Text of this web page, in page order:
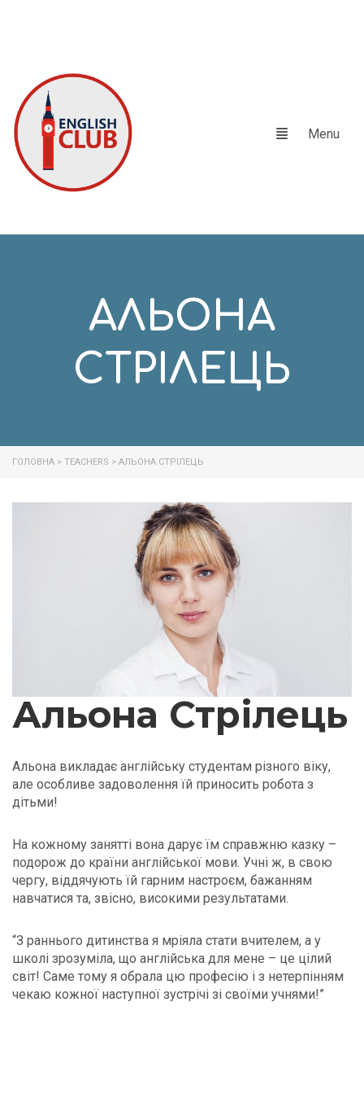
АЛЬОНА
СТРІЛЕЦЬ
ГОЛОВНА > TEACHERS > АЛЬОНА СТРІЛЕЦЬ
Альона Стрілець
Альона викладає англійську студентам різного віку,
але особливе задоволення їй приносить робота з
дітьми!
На кожному занятті вона дарує їм справжню казку –
подорож до країни англійської мови. Учні ж, в свою
чергу, віддячують їй гарним настроєм, бажанням
навчатися та, звісно, високими результатами.
“З раннього дитинства я мріяла стати вчителем, а у
школі зрозуміла, що англійська для мене – це цілий
світ! Саме тому я обрала цю професію і з нетерпінням
чекаю кожної наступної зустрічі зі своїми учнями!”